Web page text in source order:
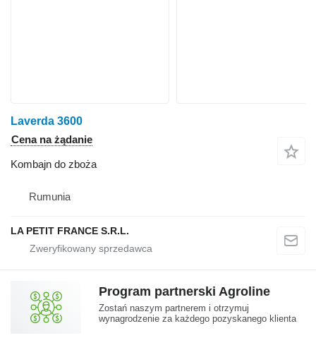
Laverda 3600
Cena na żądanie
Kombajn do zboża
Rumunia
LA PETIT FRANCE S.R.L.
Program partnerski Agroline
Zostań naszym partnerem i otrzymuj
wynagrodzenie za każdego pozyskanego klienta